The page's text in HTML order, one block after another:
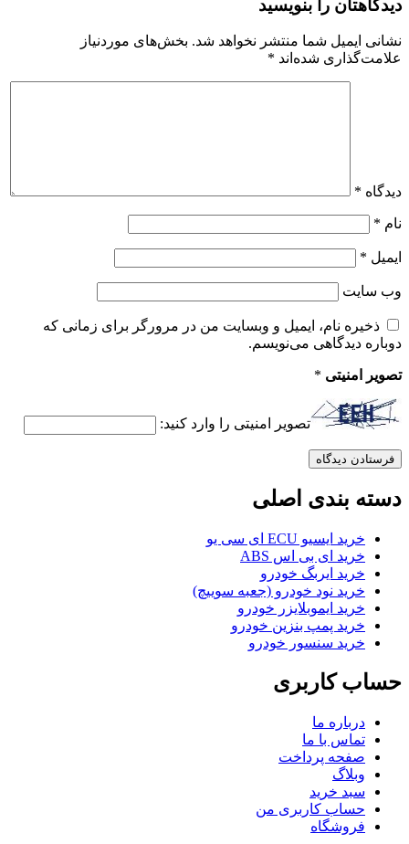
دیدگاهتان را بنویسید
نشانی ایمیل شما منتشر نخواهد شد. بخش‌های موردنیاز
علامت‌گذاری شده‌اند *
دیدگاه *
نام *
ایمیل *
وب‌ سایت
ذخیره نام، ایمیل و وبسایت من در مرورگر برای زمانی که
دوباره دیدگاهی می‌نویسم.
تصویر امنیتی *
تصویر امنیتی را وارد کنید:
دسته بندی اصلی
خرید ایسیو ECU ای سی یو
خرید ای بی اس ABS
خرید ایربگ خودرو
خرید نود خودرو (جعبه سوییچ)
خرید ایموبلایزر خودرو
خرید پمپ بنزین خودرو
خرید سنسور خودرو
حساب کاربری
درباره ما
تماس با ما
صفحه پرداخت
وبلاگ
سبد خرید
حساب کاربری من
فروشگاه